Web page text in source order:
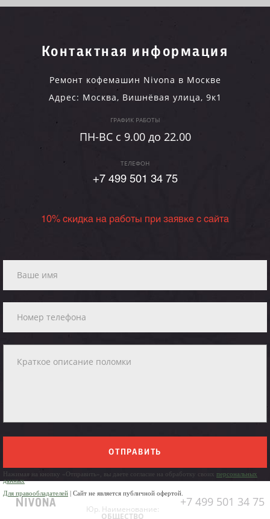
Контактная информация
Ремонт кофемашин Nivona в Москве
Адрес: Москва, Вишнёвая улица, 9к1
ГРАФИК РАБОТЫ
ПН-ВC c 9.00 до 22.00
ТЕЛЕФОН
+7 499 501 34 75
10% скидка на работы при заявке с сайта
ОТПРАВИТЬ
Нажимая на кнопку «Отправить», вы даете согласие на обработку своих персональных
данных
Для правообладателей | Сайт не является публичной офертой.
+7 499 501 34 75
Юр. Наименование:
ОБЩЕСТВО